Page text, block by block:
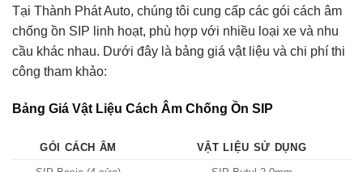
Tại Thành Phát Auto, chúng tôi cung cấp các gói cách âm
chống ồn SIP linh hoạt, phù hợp với nhiều loại xe và nhu
cầu khác nhau. Dưới đây là bảng giá vật liệu và chi phí thi
công tham khảo:
Bảng Giá Vật Liệu Cách Âm Chống Ồn SIP
GÓI CÁCH ÂM VẬT LIỆU SỬ DỤNG